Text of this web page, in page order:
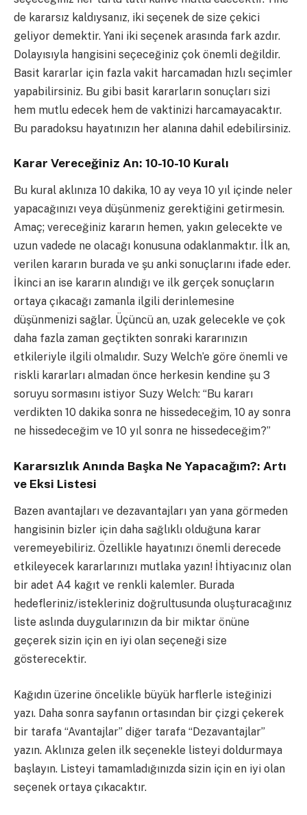
de kararsız kaldıysanız, iki seçenek de size çekici
geliyor demektir. Yani iki seçenek arasında fark azdır.
Dolayısıyla hangisini seçeceğiniz çok önemli değildir.
Basit kararlar için fazla vakit harcamadan hızlı seçimler
yapabilirsiniz. Bu gibi basit kararların sonuçları sizi
hem mutlu edecek hem de vaktinizi harcamayacaktır.
Bu paradoksu hayatınızın her alanına dahil edebilirsiniz.
Karar Vereceğiniz An: 10-10-10 Kuralı
Bu kural aklınıza 10 dakika, 10 ay veya 10 yıl içinde neler
yapacağınızı veya düşünmeniz gerektiğini getirmesin.
Amaç; vereceğiniz kararın hemen, yakın gelecekte ve
uzun vadede ne olacağı konusuna odaklanmaktır. İlk an,
verilen kararın burada ve şu anki sonuçlarını ifade eder.
İkinci an ise kararın alındığı ve ilk gerçek sonuçların
ortaya çıkacağı zamanla ilgili derinlemesine
düşünmenizi sağlar. Üçüncü an, uzak gelecekle ve çok
daha fazla zaman geçtikten sonraki kararınızın
etkileriyle ilgili olmalıdır. Suzy Welch’e göre önemli ve
riskli kararları almadan önce herkesin kendine şu 3
soruyu sormasını istiyor Suzy Welch: “Bu kararı
verdikten 10 dakika sonra ne hissedeceğim, 10 ay sonra
ne hissedeceğim ve 10 yıl sonra ne hissedeceğim?”
Kararsızlık Anında Başka Ne Yapacağım?: Artı
ve Eksi Listesi
Bazen avantajları ve dezavantajları yan yana görmeden
hangisinin bizler için daha sağlıklı olduğuna karar
veremeyebiliriz. Özellikle hayatınızı önemli derecede
etkileyecek kararlarınızı mutlaka yazın! İhtiyacınız olan
bir adet A4 kağıt ve renkli kalemler. Burada
hedefleriniz/istekleriniz doğrultusunda oluşturacağınız
liste aslında duygularınızın da bir miktar önüne
geçerek sizin için en iyi olan seçeneği size
gösterecektir.
Kağıdın üzerine öncelikle büyük harflerle isteğinizi
yazı. Daha sonra sayfanın ortasından bir çizgi çekerek
bir tarafa “Avantajlar” diğer tarafa “Dezavantajlar”
yazın. Aklınıza gelen ilk seçenekle listeyi doldurmaya
başlayın. Listeyi tamamladığınızda sizin için en iyi olan
seçenek ortaya çıkacaktır.